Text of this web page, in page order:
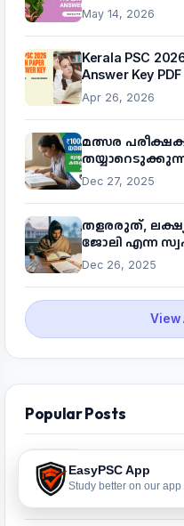
EasyPSC App
Study better on our app
May 14, 2026
Kerala PSC
Answer Key
Apr 26, 2026
മത്സര
രൂപ!
Dec 27, 2025
തളരരുത്,
ജോലി എന്ന
Dec 26, 2025
View
Popular Posts
Answer Key